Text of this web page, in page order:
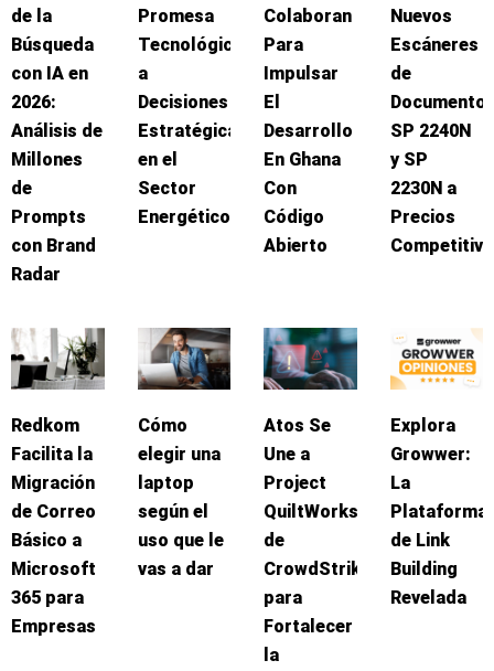
de la
Búsqueda
con IA en
2026:
Análisis de
Millones
de
Prompts
con Brand
Radar
Promesa
Tecnológica
a
Decisiones
Estratégicas
en el
Sector
Energético
Colaboran
Para
Impulsar
El
Desarrollo
En Ghana
Con
Código
Abierto
Nuevos
Escáneres
de
SP 2240N
y SP
2230N a
Precios
Redkom
Facilita la
Migración
de Correo
Básico a
Microsoft
365 para
Empresas
Cómo
elegir una
laptop
según el
uso que le
vas a dar
Atos Se
Une a
Project
QuiltWorks
de
CrowdStrike
para
Fortalecer
la
Explora
Growwer:
La
Plataforma
de Link
Building
Revelada